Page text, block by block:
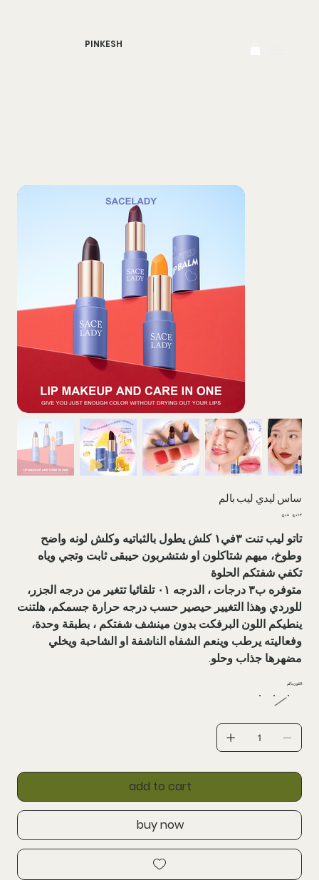
PINKESH
ساس ليدي ليب بالم
السعرسعر
تاتو ليب تنت ٣في١ كلش يطول بالثباتيه وكلش لونه واضح
وطوخ، ميهم شتاكلون او شتشربون حيبقى ثابت وتجي وياه
تكفي شفتكم الحلوة
‎متوفره ب٣ درجات ، الدرجه ٠١ تلقائيا تتغير من درجه الجزر،
للوردي وهذا التغيير حيصير حسب درجه حرارة جسمكم، هلتنت
ينطيكم اللون البرفكت بدون مينشف شفتكم ، بطبقة وحدة،
وفعاليته يرطب وينعم الشفاه الناشفة او الشاحبة ويخلي
مضهرها جذاب وحلو.
اللون بالم
add to cart
buy now